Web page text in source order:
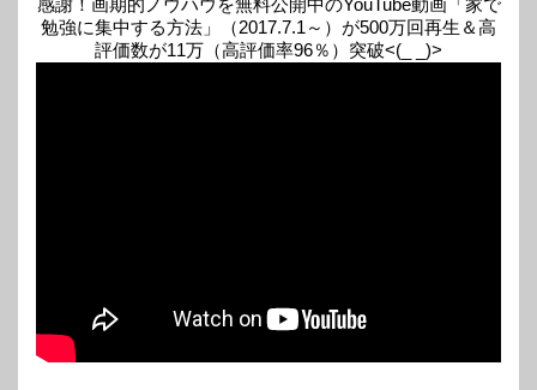
勉強に集中する方法」（2017.7.1～）が500万回再生＆高
評価数が11万（高評価率96％）突破<(_ _)>